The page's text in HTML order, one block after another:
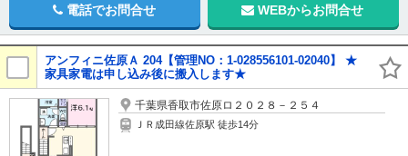
電話でお問合せ WEBからお問合せ
アンフィニ佐原Ａ 204【管理NO：1-028556101-02040】 ★
家具家電は申し込み後に搬入します★
千葉県香取市佐原ロ２０２８－２５４
ＪＲ成田線佐原駅 徒歩14分